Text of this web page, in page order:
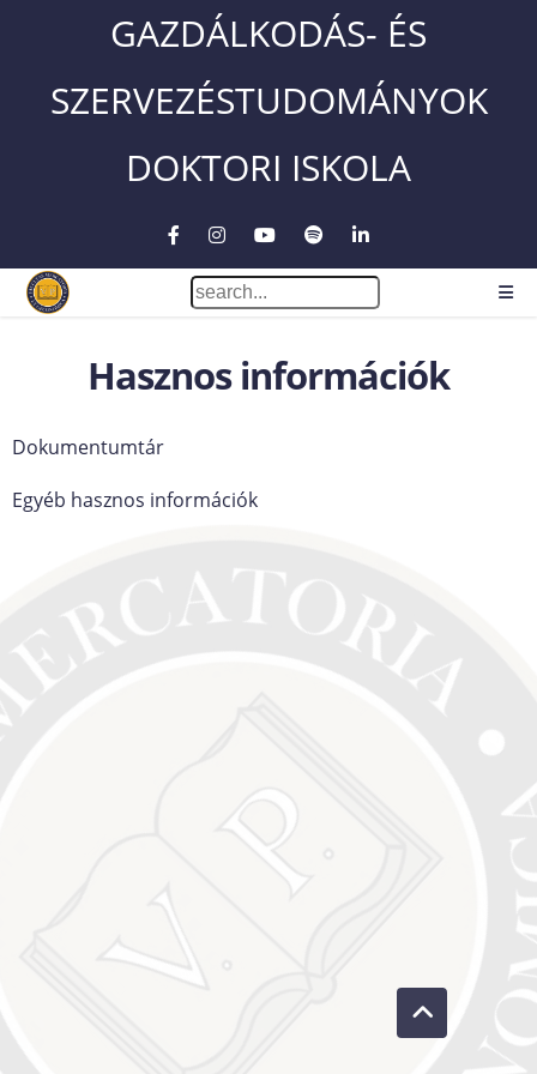
GAZDÁLKODÁS- ÉS
SZERVEZÉSTUDOMÁNYOK
DOKTORI ISKOLA
Hasznos információk
Dokumentumtár
Egyéb hasznos információk